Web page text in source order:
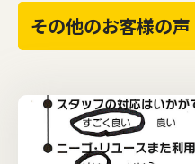
その他のお客様の声